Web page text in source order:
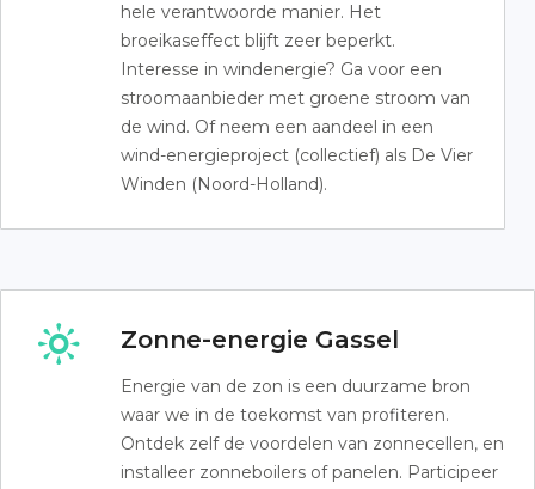
hele verantwoorde manier. Het
broeikaseffect blijft zeer beperkt.
Interesse in windenergie? Ga voor een
stroomaanbieder met groene stroom van
de wind. Of neem een aandeel in een
wind-energieproject (collectief) als De Vier
Winden (Noord-Holland).
Zonne-energie Gassel
Energie van de zon is een duurzame bron
waar we in de toekomst van profiteren.
Ontdek zelf de voordelen van zonnecellen, en
installeer zonneboilers of panelen. Participeer